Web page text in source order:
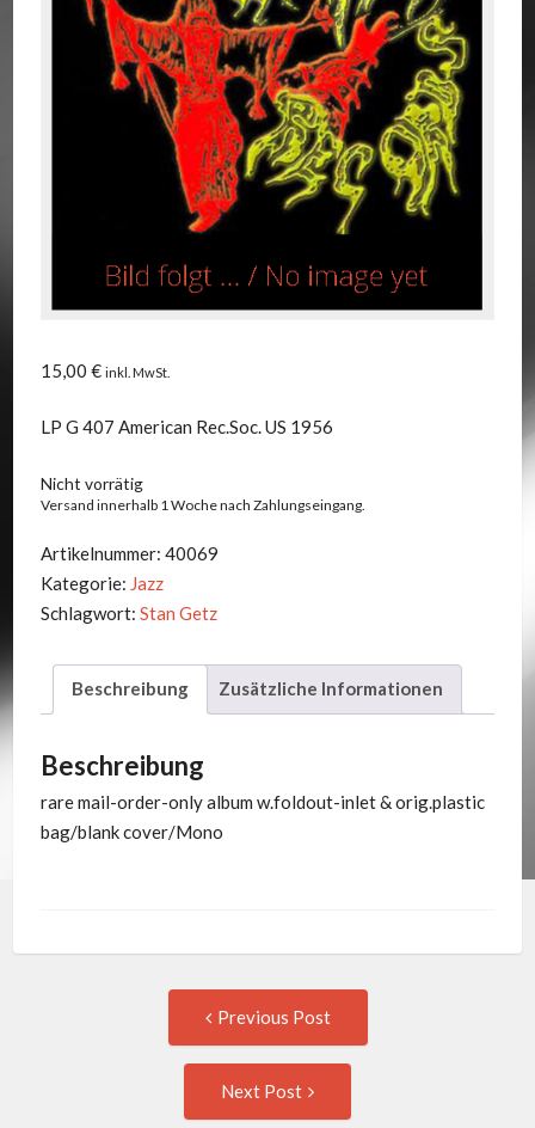
15,00 € inkl. MwSt.
LP G 407 American Rec.Soc. US 1956
Nicht vorrätig
Versand innerhalb 1 Woche nach Zahlungseingang.
Artikelnummer: 40069
Kategorie: Jazz
Schlagwort: Stan Getz
Beschreibung Zusätzliche Informationen
Beschreibung
rare mail-order-only album w.foldout-inlet & orig.plastic
bag/blank cover/Mono
navigation
Previous Post
Next Post